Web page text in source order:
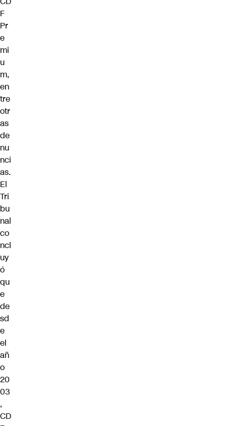
F
Pr
e
mi
u
m,
en
tre
otr
as
de
nu
nci
as.
El
Tri
bu
nal
co
ncl
uy
ó
qu
e
de
sd
e
el
añ
o
20
03
,
CD